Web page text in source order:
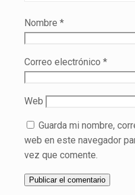
Nombre *
Correo electrónico *
Web
Guarda mi nombre,
web en este navegador
vez que comente.